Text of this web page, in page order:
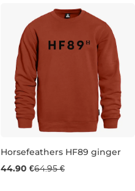
Výpredaj -31 %
Horsefeathers HF89 ginger
44.90 €64.95 €